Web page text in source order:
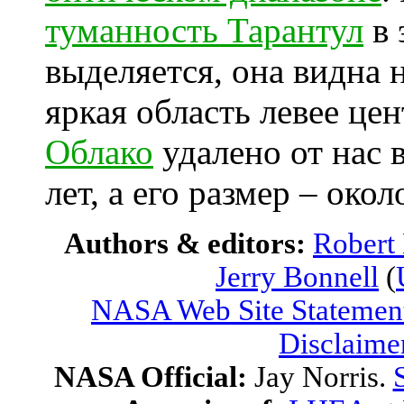
туманность Тарантул в
выделяется, она видна
яркая область левее
Облако удалено от нас
лет, а его размер –
Authors & editors:
Jerry Bonnell (
NASA Web Site
NASA Official: Jay Norris.